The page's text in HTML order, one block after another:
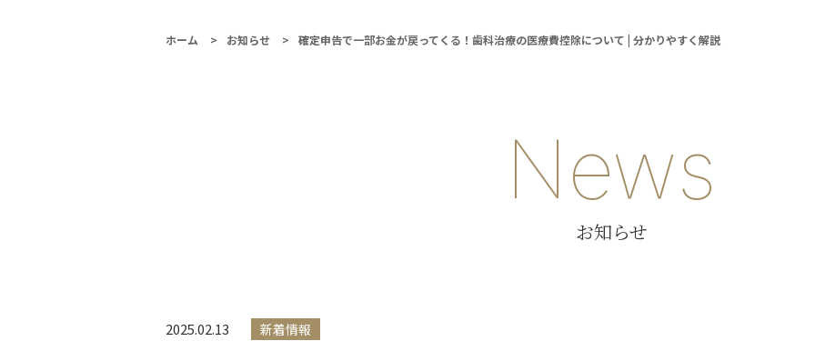
ホーム お知らせ 確定申告で一部お金が戻ってくる！歯科治療の医療費控除について | 分かりやすく解説
News
お知らせ
2025.02.13 新着情報